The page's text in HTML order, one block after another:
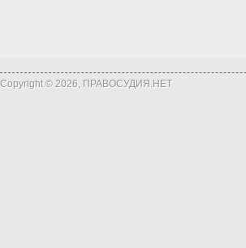
Copyright © 2026, ПРАВОСУДИЯ.НЕТ